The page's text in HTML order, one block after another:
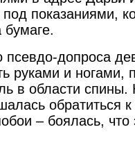
под показаниями,
псевдо-допроса
руками и ногами,
в области спины.
обратиться
– боялась, что